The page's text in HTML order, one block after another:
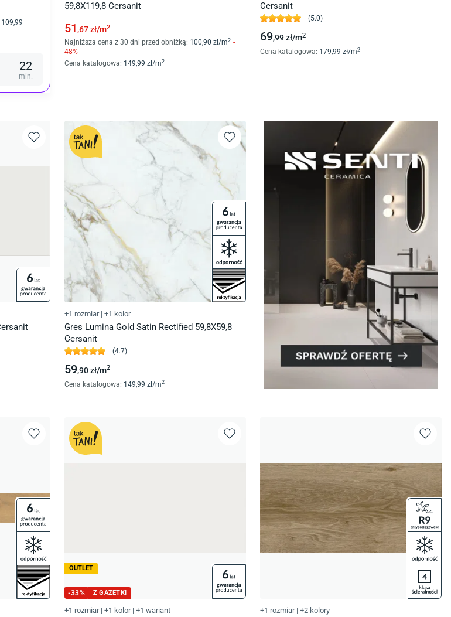
109 ,99
22
min.
59,8X119,8 Cersanit
51 ,67zł/m2
Najniższa cena z 30 dni przed obniżką: 100,90 zł/m2 -
48%
Cena katalogowa: 149,99 zł/m2
Cersanit
(5.0)
69,99zł/m2
Cena katalogowa: 179,99 zł/m2
+1 rozmiar | +1 kolor
Gres Lumina Gold Satin Rectified 59,8X59,8
Cersanit
(4.7)
59,90zł/m2
Cena katalogowa: 149 ,99 zł/m2
OUTLET
-33% Z GAZETKI
+1 rozmiar | +1 kolor | +1 wariant +1 rozmiar | +2 kolory